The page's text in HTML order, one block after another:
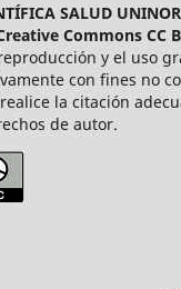
SALUD
Commons CC
y el uso
con fines no
la citación
de autor.